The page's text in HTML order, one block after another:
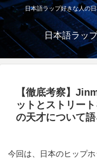
日本語ラップ好きな人の
日本語ラッ
【徹底考察】
ットとストリー
の天才について語
今回は、日本のヒップ